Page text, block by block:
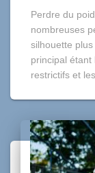
Perdre du
nombreuses
silhouette
principal étant
restrictifs et